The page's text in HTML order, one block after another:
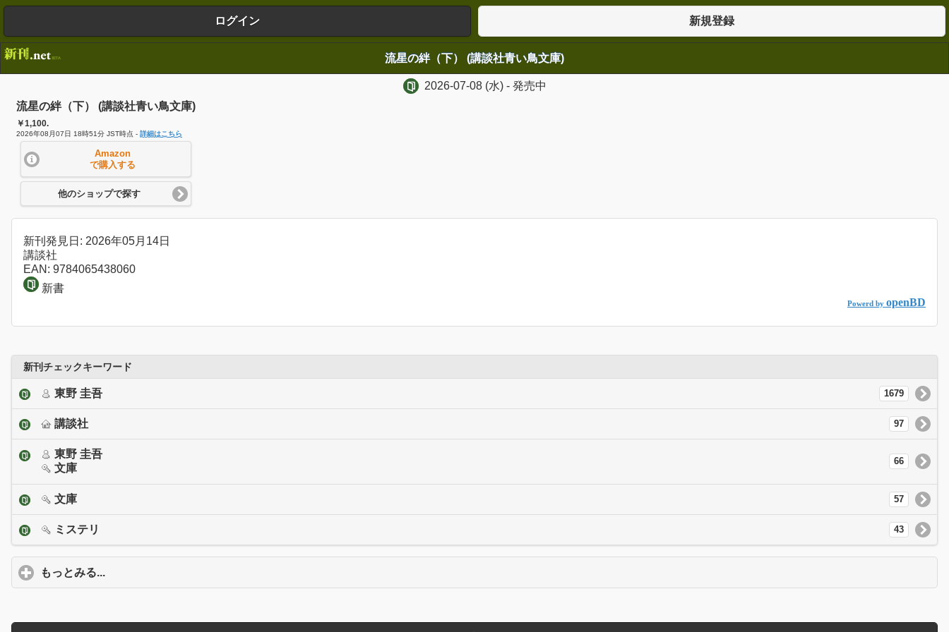
ログイン 新規登録
流星の絆（下） (講談社青い鳥文庫)
2026-07-08(水)- 発売中
流星の絆（下） (講談社青い鳥文庫)
￥1,100.
2026年08月07日 18時51分 JST時点 - 詳細はこちら
Amazon
で購入する
他のショップで探す
新刊発見日: 2026年05月14日
講談社
EAN: 9784065438060
新書
Powerd by openBD
新刊チェックキーワード
東野 圭吾 1679
講談社 97
東野 圭吾
文庫
66
文庫 57
ミステリ 43
もっとみる...